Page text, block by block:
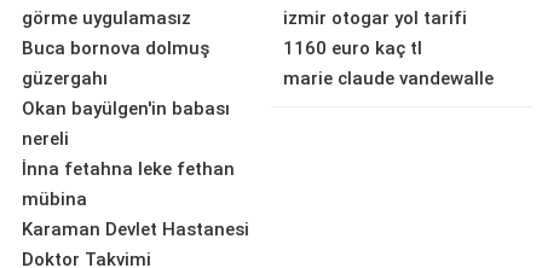
görme uygulamasız
Buca bornova dolmuş
güzergahı
Okan bayülgen'in babası
nereli
İnna fetahna leke fethan
mübina
Karaman Devlet Hastanesi
Doktor Takvimi
izmir otogar yol tarifi
1160 euro kaç tl
marie claude vandewalle